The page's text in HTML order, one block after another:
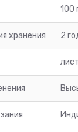
100
хранения 2